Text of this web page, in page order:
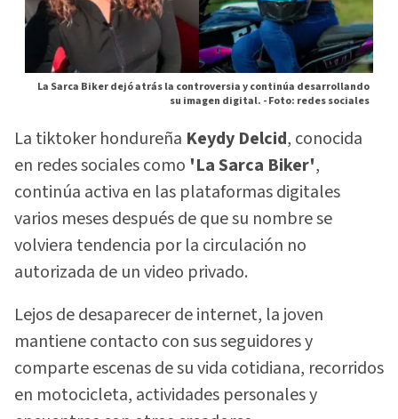
La Sarca Biker dejó atrás la controversia y continúa desarrollando
su imagen digital. -Foto: redes sociales
La tiktoker hondureña Keydy Delcid, conocida
en redes sociales como 'La Sarca Biker',
continúa activa en las plataformas digitales
varios meses después de que su nombre se
volviera tendencia por la circulación no
autorizada de un video privado.
Lejos de desaparecer de internet, la joven
mantiene contacto con sus seguidores y
comparte escenas de su vida cotidiana, recorridos
en motocicleta, actividades personales y